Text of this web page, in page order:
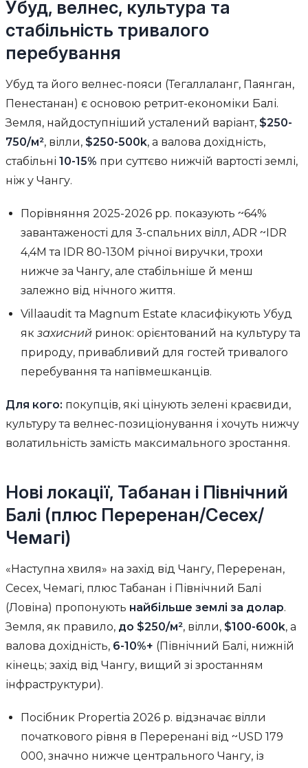
Убуд, велнес, культура та
стабільність тривалого
перебування
Убуд та його велнес-пояси (Тегаллаланг, Паянган,
Пенестанан) є основою ретрит-економіки Балі.
Земля, найдоступніший усталений варіант, $250-
750/м², вілли, $250-500k, а валова дохідність,
стабільні 10-15% при суттєво нижчій вартості землі,
ніж у Чангу.
Порівняння 2025-2026 рр. показують ~64%
завантаженості для 3-спальних вілл, ADR ~IDR
4,4M та IDR 80-130M річної виручки, трохи
нижче за Чангу, але стабільніше й менш
залежно від нічного життя.
Villaaudit та Magnum Estate класифікують Убуд
якзахисний ринок: орієнтований на культуру та
природу, привабливий для гостей тривалого
перебування та напівмешканців.
Для кого: покупців, які цінують зелені краєвиди,
культуру та велнес-позиціонування і хочуть нижчу
волатильність замість максимального зростання.
Нові локації, Табанан і Північний
Балі (плюс Переренан/Сесех/
Чемагі)
«Наступна хвиля» на захід від Чангу, Переренан,
Сесех, Чемагі, плюс Табанан і Північний Балі
(Ловіна) пропонують найбільше землі за долар.
Земля, як правило, до $250/м², вілли, $100-600k, а
валова дохідність, 6-10%+ (Північний Балі, нижній
кінець; захід від Чангу, вищий зі зростанням
інфраструктури).
Посібник Propertia 2026 р. відзначає вілли
початкового рівня в Переренані від ~USD 179
000, значно нижче центрального Чангу, із